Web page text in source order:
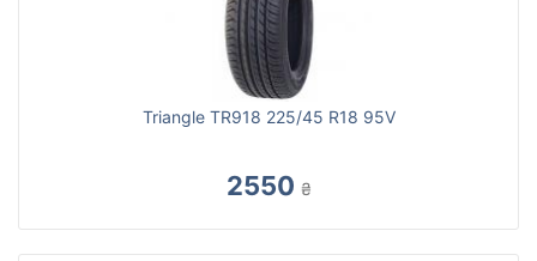
Triangle TR918 225/45 R18 95V
2550 ₴